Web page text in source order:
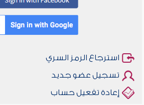
استرجاع الرمز السري
تسجيل عضو جديد
إعادة تفعيل حساب